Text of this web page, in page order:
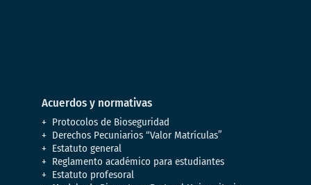
Acuerdos y normativas
Protocolos de Bioseguridad
Derechos Pecuniarios “Valor Matrículas”
Estatuto general
Reglamento académico para estudiantes
Estatuto profesoral